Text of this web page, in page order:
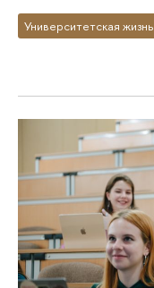
Университетская жизнь